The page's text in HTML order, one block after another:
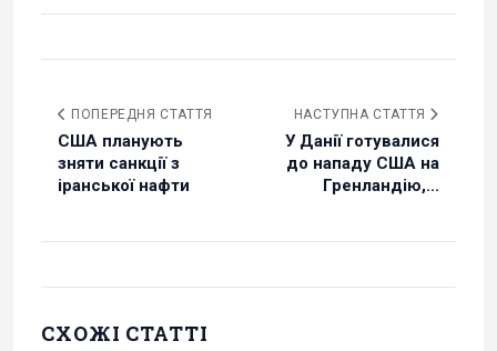
ПОПЕРЕДНЯ СТАТТЯ
США планують
зняти санкції з
іранської нафти
НАСТУПНА СТАТТЯ
У Данії готувалися
до нападу США на
Гренландію,...
СХОЖІ СТАТТІ